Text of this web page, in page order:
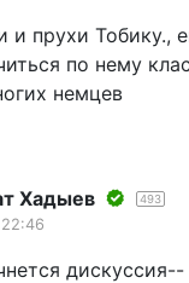
прухи Тобику.,
по нему
немцев
Хадыев 493